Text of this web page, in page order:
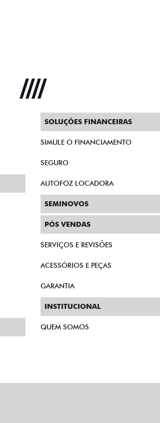
SOLUÇÕES FINANCEIRAS
SIMULE O FINANCIAMENTO
SEGURO
AUTOFOZ LOCADORA
SEMINOVOS
PÓS VENDAS
SERVIÇOS E REVISÕES
ACESSÓRIOS E PEÇAS
GARANTIA
INSTITUCIONAL
QUEM SOMOS